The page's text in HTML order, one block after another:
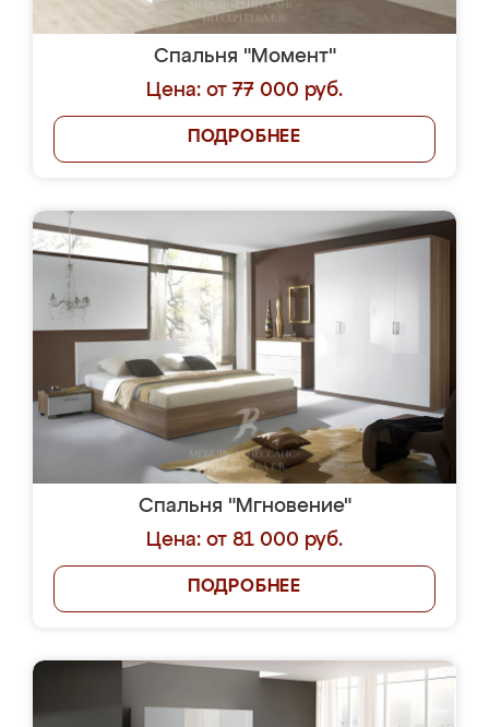
Спальня "Момент"
Цена: от 77 000 руб.
ПОДРОБНЕЕ
Спальня "Мгновение"
Цена: от 81 000 руб.
ПОДРОБНЕЕ